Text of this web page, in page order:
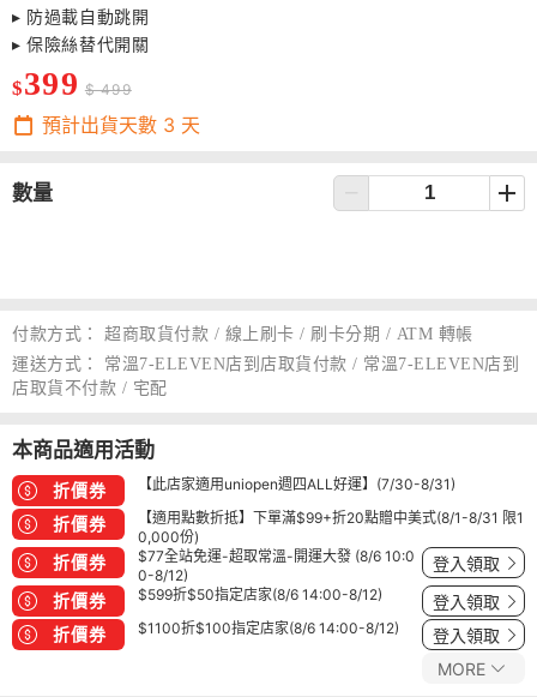
▸ 防過載自動跳開
▸ 保險絲替代開關
$399 $ 499
預計出貨天數 3 天
數量
付款方式：
超商取貨付款 / 線上刷卡 / 刷卡分期 / ATM 轉帳
運送方式：
常溫7-ELEVEN店到店取貨付款 / 常溫7-ELEVEN店到
店取貨不付款 / 宅配
本商品適用活動
折價券 【此店家適用uniopen週四ALL好運】(7/30-8/31)
折價券
【適用點數折抵】下單滿$99+折20點贈中美式(8/1-8/31 限1
0,000份)
折價券
$77全站免運-超取常溫-開運大發 (8/6 10:0
0-8/12)
登入領取
折價券 $599折$50指定店家(8/6 14:00-8/12) 登入領取
折價券 $1100折$100指定店家(8/6 14:00-8/12) 登入領取
MORE